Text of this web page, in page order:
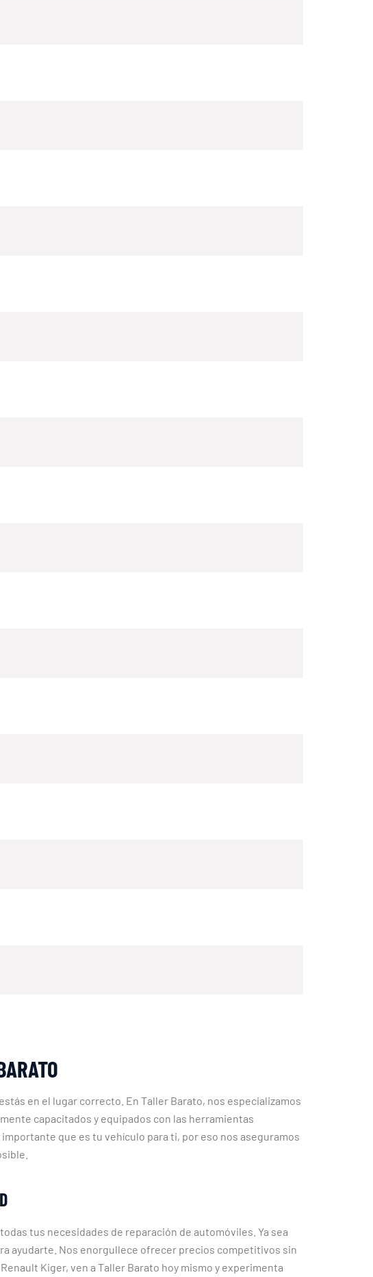
en el lugar correcto. En Taller Barato, nos especializamos
capacitados y equipados con las herramientas
que es tu vehículo para ti, por eso nos aseguramos
tus necesidades de reparación de automóviles. Ya sea
ayudarte. Nos enorgullece ofrecer precios competitivos sin
Kiger, ven a Taller Barato hoy mismo y experimenta